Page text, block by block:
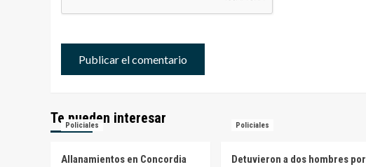
Te pueden interesar
Policiales
Allanamientos en Concordia
Policiales
Detuvieron a dos hombres por